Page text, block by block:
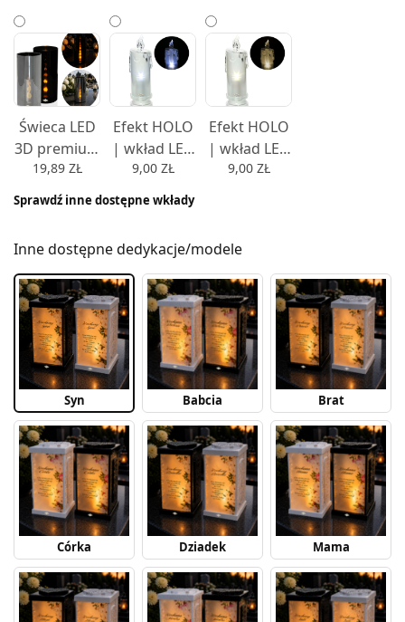
12,5cm,
15cm lub
17,5cm -
17,5
12,5cm,
15cm lub
17,5cm -
15,5
ledowa
imitacja
wkładu do
zniczy wkład
do kapliczek
9,5cm,
13cm,
Świeca LED
3D premium
efekt
płomienia |
realistyczny
dekoracyjna
19,89 ZŁ
Efekt HOLO
| wkład LED
elegancka
migająca
świeca
18cm -
zimny biały
9,00 ZŁ
Efekt HOLO
| wkład LED
elegancka
18cm -
ciepły biały
9,00 ZŁ
Sprawdź inne dostępne wkłady
Inne dostępne dedykacje/modele
Syn Babcia Brat
Córka Dziadek Mama